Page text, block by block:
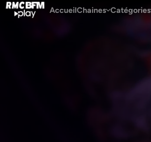
AccueilChaines Catégories